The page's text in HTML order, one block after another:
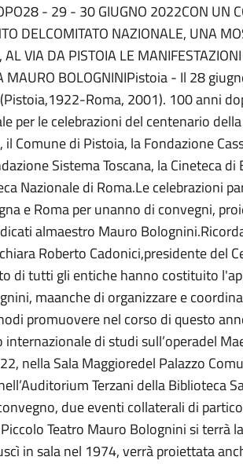
- 29 - 30 GIUGNO 2022CON UN
DELCOMITATO NAZIONALE, UNA
AL VIA DA PISTOIA LE
MAURO BOLOGNINIPistoia - Il 28
Roma, 2001). 100 anni
per le celebrazioni del centenario
Comune di Pistoia, la Fondazione
Sistema Toscana, la Cineteca
Nazionale di Roma.Le celebrazioni
e Roma per unanno di convegni,
almaestro Mauro
Roberto Cadonici,presidente del
di tutti gli entiche hanno costituito
maanche di organizzare e
promuovere nel corso di questo
di studi sull’operadel
nella Sala Maggioredel Palazzo
Terzani della Biblioteca
due eventi collaterali di
Teatro Mauro Bolognini si terrà
in sala nel 1974, verrà proiettata